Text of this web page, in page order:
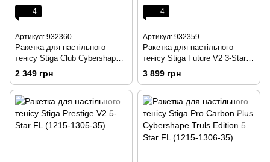
4
Артикул: 932360
Ракетка для настільного
тенісу Stiga Club Cybershape
FL (1210-1403-35)
2 349 грн
4
Артикул: 932359
Ракетка для настільного
тенісу Stiga Future V2 3-Star
FL (1213-1306-35)
3 899 грн